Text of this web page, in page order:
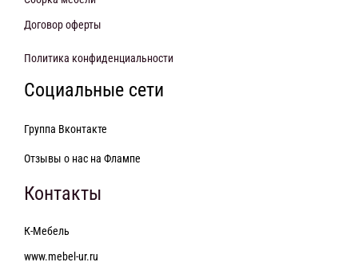
Договор оферты
Политика конфиденциальности
Социальные сети
Группа Вконтакте
Отзывы о нас на Флампе
Контакты
К-Мебель
www.mebel-ur.ru